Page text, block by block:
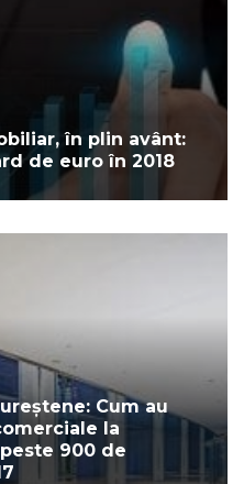
în plin avânt:
de euro în 2018
Cum au
la
900 de